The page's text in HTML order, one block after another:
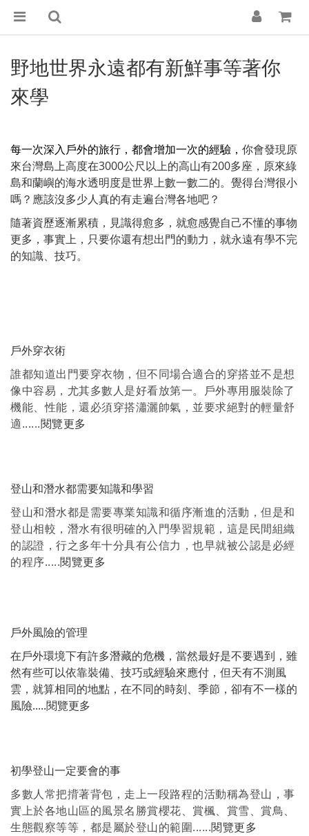
野地世界永遠都有新鮮事等著你
來學
每一次深入戶外的旅行，都會增加一次的經驗， 你會發現原
來台灣島上高度在3000公尺以上的高山有200多座，原來綠
島和蘭嶼的海水透明度是世界上數一數二的。覺得台灣很小
嗎？應該沒多少人真的有走遍台灣各地吧？
隨著資歷逐漸累積，見識得愈多，就愈感覺自己不懂的事物
更多，事實上，只要你還有想出門的動力，就永遠有學不完
的知識、技巧。
戶外穿衣術
誰都知道出門要穿衣物，但不同場合適合的穿搭並不是想
像中容易，尤其多數人是好看放第一。戶外專用服裝除了
機能、性能，還必須穿搭瀟灑帥氣，並要求絕對的輕量舒
適......閱覽更多
登山和潛水都需要知識和學習
登山和潛水都是需要專業知識和循序漸進的活動，但是和
登山相較，潛水有很明確的入門學習規範，這是民間組織
的認證，行之多年十分具有公信力，也早就被公認是必經
的程序.....閱覽更多
戶外風險的管理
在戶外環境下有許多潛藏的危機，當然最好是不要遇到，雖
然有些可以依靠裝備、技巧或經驗來應付，但天有不測風
雲，就算相同的地點，在不同的時刻、季節，卻有不一樣的
風險.....閱覽更多
初學登山一定要會的事
多數人常把揹著背包，走上一段路程的活動稱為登山，事
實上於各地山區的風景名勝賞櫻花、賞楓、賞雪、賞鳥、
生態觀察等等，都是屬於登山的範圍......閱覽更多